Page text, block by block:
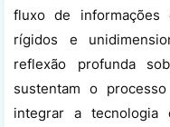
fluxo de informações
rígidos e
reflexão profunda
sustentam o
integrar a